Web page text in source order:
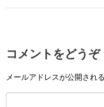
コメントをどうぞ
メールアドレスが公開され